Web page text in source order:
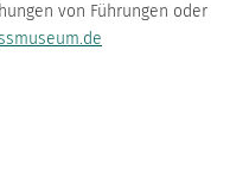
von Führungen oder